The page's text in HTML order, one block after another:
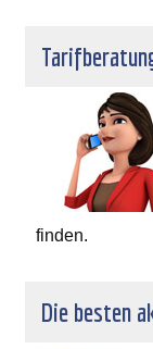
finden.
Die besten